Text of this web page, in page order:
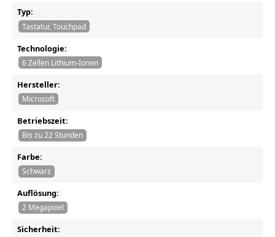
Typ:
Tastatur, Touchpad
Technologie:
6 Zellen Lithium-Ionen
Hersteller:
Microsoft
Betriebszeit:
Bis zu 22 Stunden
Farbe:
Schwarz
Auflösung:
2 Megapixel
Sicherheit: